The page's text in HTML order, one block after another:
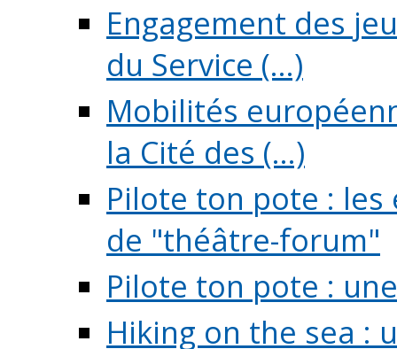
Engagement des
du Service (...)
Mobilités
la Cité des (...)
Pilote ton pote :
de "théâtre-forum"
Pilote ton pote :
Hiking on the sea :